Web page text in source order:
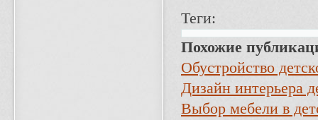
Теги:
Похожие
Обустройство
Дизайн интерьера
Выбор мебели в